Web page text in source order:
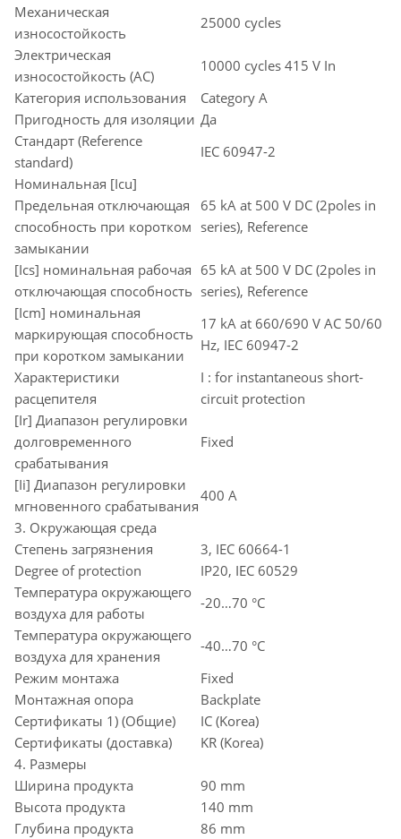
Механическая
износостойкость
25000 cycles
Электрическая
износостойкость (AC)
10000 cycles 415 V In
Категория использования
Category A
Пригодность для изоляции Да
Стандарт (Reference
standard)
IEC 60947-2
Номинальная [Icu]
Предельная отключающая
способность при коротком
замыкании
65 kA at 500 V DC (2poles in
series), Reference
[Ics] номинальная рабочая
отключающая способность
65 kA at 500 V DC (2poles in
series), Reference
[Icm] номинальная
маркирующая способность
при коротком замыкании
17 kA at 660/690 V AC 50/60
Hz, IEC 60947-2
Характеристики
расцепителя
I : for instantaneous short-
circuit protection
[Ir] Диапазон регулировки
долговременного
срабатывания
Fixed
[Ii] Диапазон регулировки
мгновенного срабатывания
400 A
3. Окружающая среда
Степень загрязнения
3, IEC 60664-1
Degree of protection
IP20, IEC 60529
Температура окружающего
воздуха для работы
-20…70 °C
Температура окружающего
воздуха для хранения
-40…70 °C
Режим монтажа
Fixed
Монтажная опора
Backplate
Сертификаты 1) (Общие)
IC (Korea)
Сертификаты (доставка)
KR (Korea)
4. Размеры
Ширина продукта
90 mm
Высота продукта
140 mm
Глубина продукта
86 mm